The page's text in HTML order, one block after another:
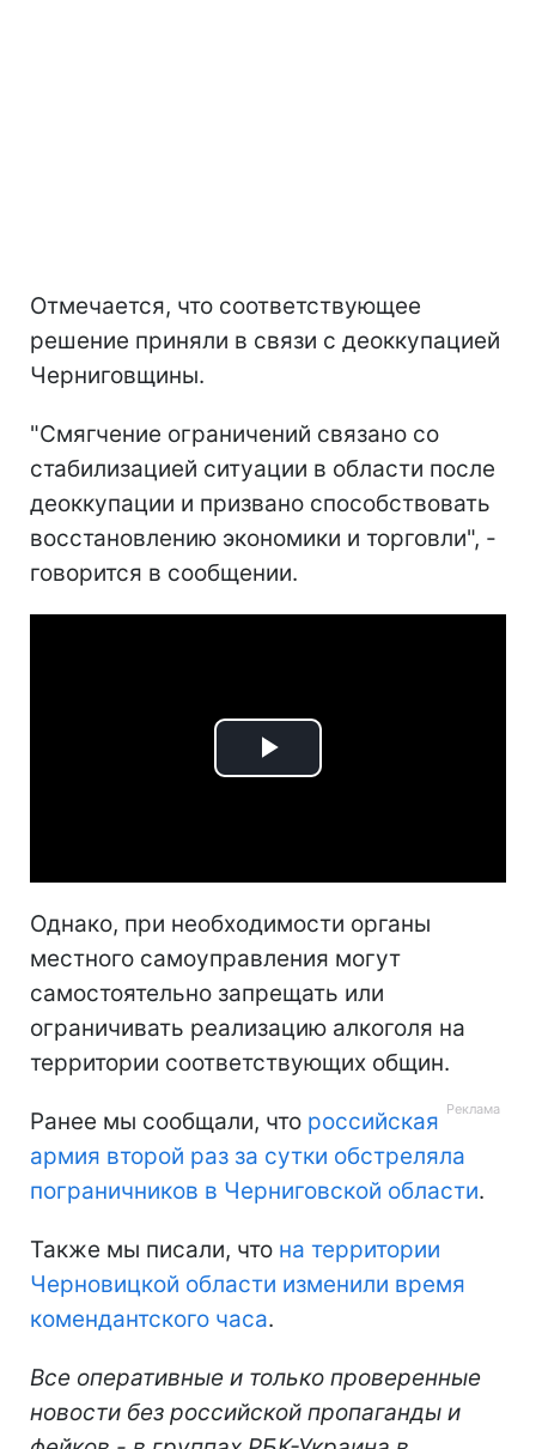
Отмечается, что соответствующее
решение приняли в связи с деоккупацией
Черниговщины.
"Смягчение ограничений связано со
стабилизацией ситуации в области после
деоккупации и призвано способствовать
восстановлению экономики и торговли", -
говорится в сообщении.
Play
Однако, при необходимости органы
местного самоуправления могут
самостоятельно запрещать или
ограничивать реализацию алкоголя на
территории соответствующих общин.
Ранее мы сообщали, что российская
армия второй раз за сутки обстреляла
пограничников в Черниговской области.
Также мы писали, что на территории
Черновицкой области изменили время
комендантского часа.
Все оперативные и только проверенные
новости без российской пропаганды и